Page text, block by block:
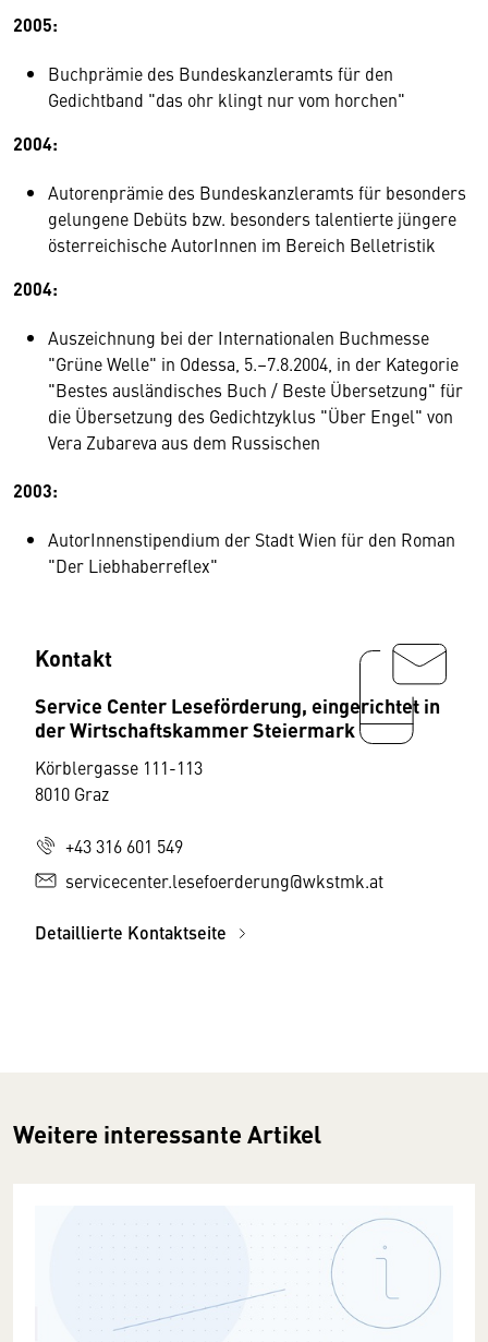
2005:
Buchprämie des Bundeskanzleramts für den
Gedichtband "das ohr klingt nur vom horchen"
2004:
Autorenprämie des Bundeskanzleramts für besonders
gelungene Debüts bzw. besonders talentierte jüngere
österreichische AutorInnen im Bereich Belletristik
2004:
Auszeichnung bei der Internationalen Buchmesse
"Grüne Welle" in Odessa, 5.–7.8.2004, in der Kategorie
"Bestes ausländisches Buch / Beste Übersetzung" für
die Übersetzung des Gedichtzyklus "Über Engel" von
Vera Zubareva aus dem Russischen
2003:
AutorInnenstipendium der Stadt Wien für den Roman
"Der Liebhaberreflex"
Kontakt
Service Center Leseförderung, eingerichtet in
der Wirtschaftskammer Steiermark
Körblergasse 111-113
8010 Graz
+43 316 601 549
servicecenter.lesefoerderung@wkstmk.at
Detaillierte Kontaktseite
Weitere interessante Artikel